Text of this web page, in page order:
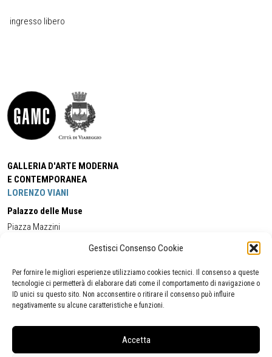
Gestisci Consenso Cookie
Per fornire le migliori esperienze utilizziamo cookies tecnici. Il consenso a queste
tecnologie ci permetterà di elaborare dati come il comportamento di navigazione o
ID unici su questo sito. Non acconsentire o ritirare il consenso può influire
negativamente su alcune caratteristiche e funzioni.
Accetta
ingresso libero
GALLERIA D'ARTE MODERNA
E CONTEMPORANEA
LORENZO VIANI
Palazzo delle Muse
Piazza Mazzini
Cell:+39 338 5714978 (orario apertura Galleria)
Tel:
+39 0584 944580
(orario 09.00/13.00)
Email:gamc@comune.viareggio.lu.it
Segnalazione di inaccessibilità